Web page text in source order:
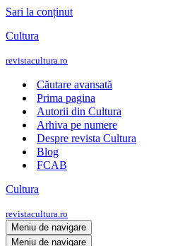
Sari la conținut
Cultura
revistacultura.ro
Căutare avansată
Prima pagina
Autorii din Cultura
Arhiva pe numere
Despre revista Cultura
Blog
FCAB
Cultura
revistacultura.ro
Meniu de navigare
Meniu de navigare